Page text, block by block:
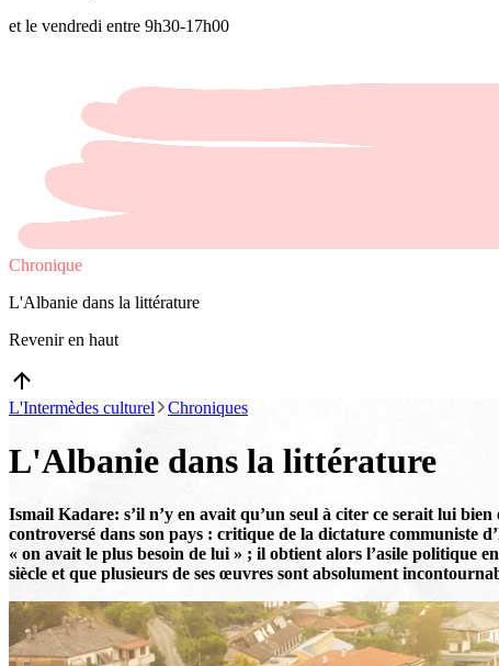
et le vendredi entre 9h30-17h00
Chronique
L'Albanie dans la littérature
Revenir en haut
L'Intermèdes culturel Chroniques
L'Albanie dans la littérature
Ismail Kadare: s’il n’y en avait qu’un seul à citer ce serait lui
controversé dans son pays : critique de la dictature communiste
« on avait le plus besoin de lui » ; il obtient alors l’asile politique
siècle et que plusieurs de ses œuvres sont absolument